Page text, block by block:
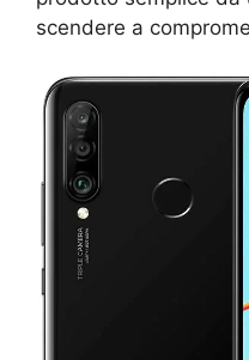
scendere a